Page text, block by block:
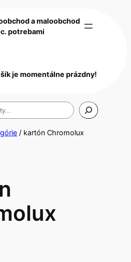
a maloobchod
potrebami
je momentálne prázdny!
/ kartón Chromolux